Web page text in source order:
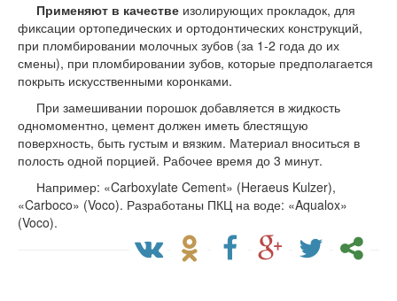
Применяют в качестве изолирующих прокладок, для
фиксации ортопедических и ортодонтических конструкций,
при пломбировании молочных зубов (за 1-2 года до их
смены), при пломбировании зубов, которые предполагается
покрыть искусственными коронками.
При замешивании порошок добавляется в жидкость
одномоментно, цемент должен иметь блестящую
поверхность, быть густым и вязким. Материал вноситься в
полость одной порцией. Рабочее время до 3 минут.
Например: «Carboxylate Cement» (Heraeus Kulzer),
«Carboco» (Voco). Разработаны ПКЦ на воде: «Aqualox»
(Voco).